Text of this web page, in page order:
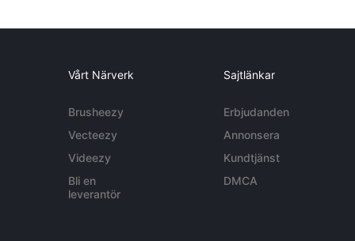
Vårt Närverk
Brusheezy
Vecteezy
Videezy
Bli en
leverantör
Sajtlänkar
Erbjudanden
Annonsera
Kundtjänst
DMCA